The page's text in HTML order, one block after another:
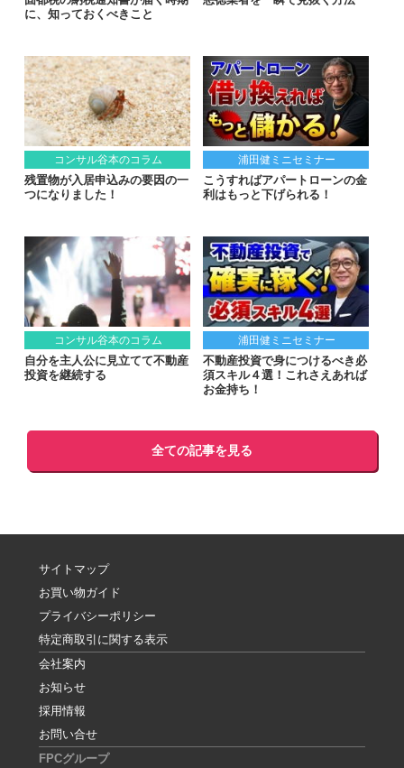
に、知っておくべきこと
コンサル谷本のコラム
残置物が入居申込みの要因の一
つになりました！
浦田健ミニセミナー
こうすればアパートローンの金
利はもっと下げられる！
コンサル谷本のコラム
自分を主人公に見立てて不動産
投資を継続する
浦田健ミニセミナー
不動産投資で身につけるべき必
須スキル４選！これさえあれば
お金持ち！
全ての記事を見る
サイトマップ
お買い物ガイド
プライバシーポリシー
特定商取引に関する表示
会社案内
お知らせ
採用情報
お問い合せ
FPCグループ